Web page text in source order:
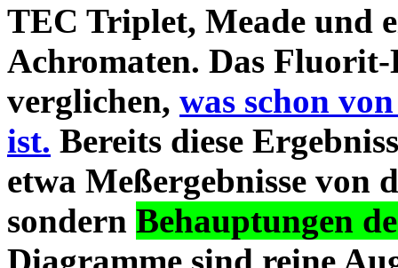
TEC Triplet, Meade und
Achromaten. Das
verglichen, was schon
ist. Bereits diese
etwa Meßergebnisse von
sondern Behauptungen
Diagramme sind reine